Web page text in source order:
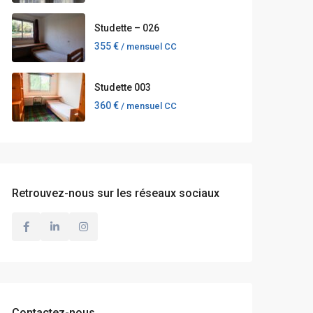
Studette – 026
355 € / mensuel CC
Studette 003
360 € / mensuel CC
Retrouvez-nous sur les réseaux sociaux